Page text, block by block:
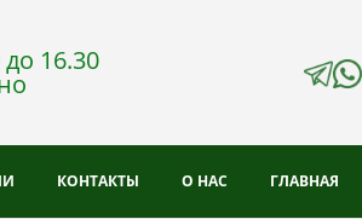
16.30
КОНТАКТЫ О НАС ГЛАВНАЯ